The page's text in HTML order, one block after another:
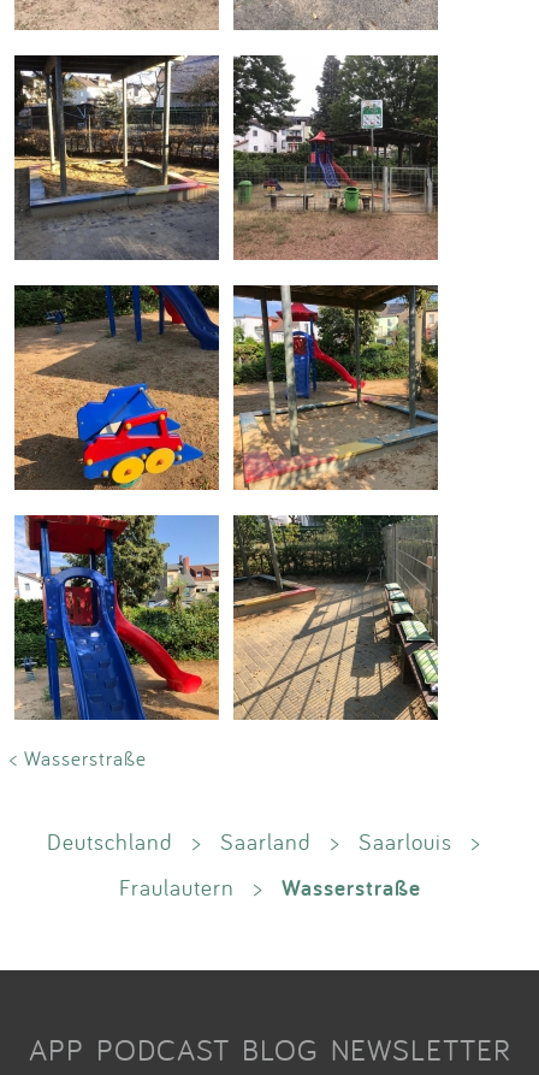
< Wasserstraße
Deutschland > Saarland > Saarlouis
>
Fraulautern
> Wasserstraße
APP PODCAST BLOG NEWSLETTER